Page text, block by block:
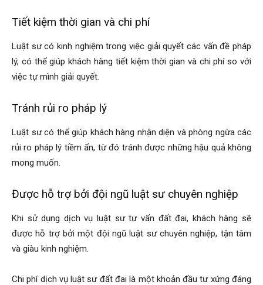
Tiết kiệm thời gian và chi phí
Luật sư có kinh nghiệm trong việc giải quyết các vấn đề pháp
lý, có thể giúp khách hàng tiết kiệm thời gian và chi phí so với
việc tự mình giải quyết.
Tránh rủi ro pháp lý
Luật sư có thể giúp khách hàng nhận diện và phòng ngừa các
rủi ro pháp lý tiềm ẩn, từ đó tránh được những hậu quả không
mong muốn.
Được hỗ trợ bởi đội ngũ luật sư chuyên nghiệp
Khi sử dụng dịch vụ luật sư tư vấn đất đai, khách hàng sẽ
được hỗ trợ bởi một đội ngũ luật sư chuyên nghiệp, tận tâm
và giàu kinh nghiệm.
Chi phí dịch vụ luật sư đất đai là một khoản đầu tư xứng đáng